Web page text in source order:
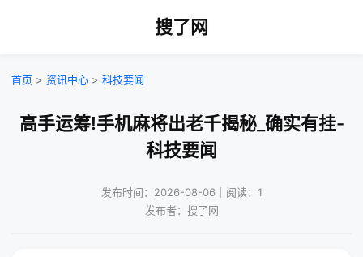
搜了网
首页 > 资讯中心 > 科技要闻
高手运筹!手机麻将出老千揭秘_确实有挂-
科技要闻
发布时间：2026-08-06｜阅读：1
发布者：搜了网